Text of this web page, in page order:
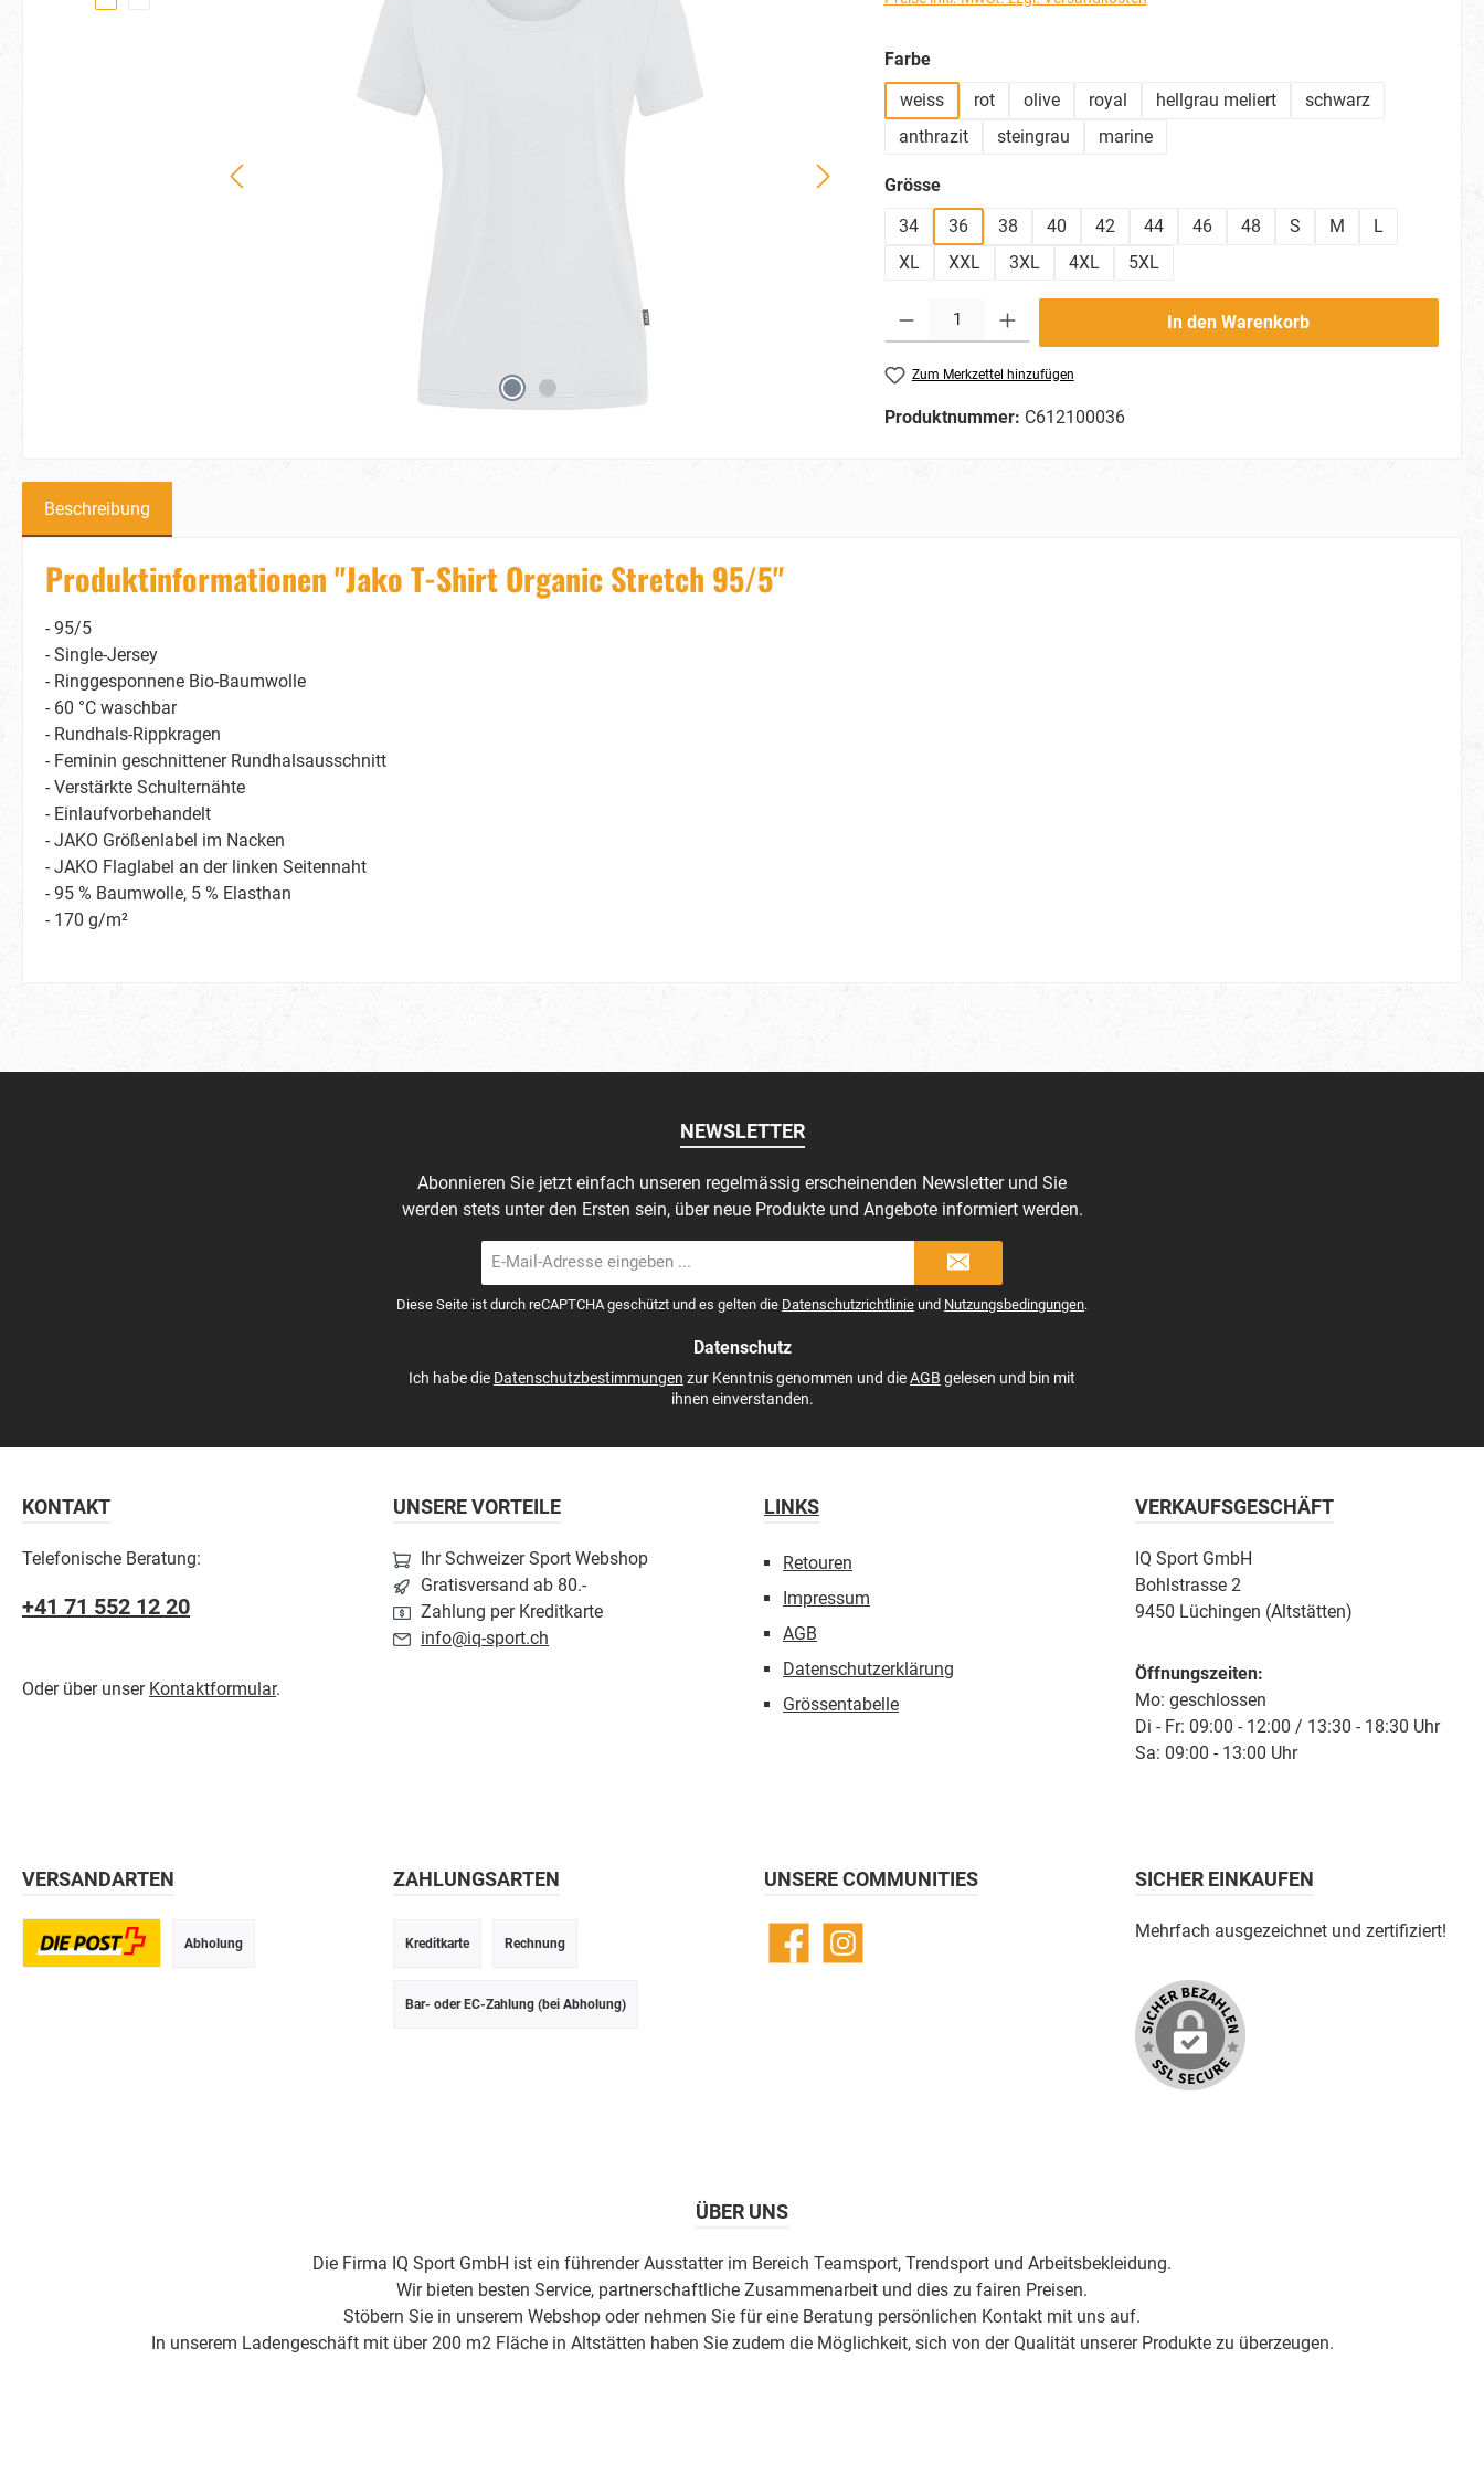
Farbeauswählen
weiss
rot olive royal hellgrau meliert
schwarz
anthrazit
steingrau marine
Grösseauswählen
34
36 38 40 42 44 46 48 S M
L
XL
XXL 3XL 4XL 5XL
In den Warenkorb
Zum Merkzettel hinzufügen
Produktnummer: C612100036
Beschreibung
Produktinformationen "Jako T-Shirt Organic Stretch 95/5"
- 95/5
- Single-Jersey
- Ringgesponnene Bio-Baumwolle
- 60 °C waschbar
- Rundhals-Rippkragen
- Feminin geschnittener Rundhalsausschnitt
- Verstärkte Schulternähte
- Einlaufvorbehandelt
- JAKO Größenlabel im Nacken
- JAKO Flaglabel an der linken Seitennaht
- 95 % Baumwolle, 5 % Elasthan
- 170 g/m²
NEWSLETTER
Abonnieren Sie jetzt einfach unseren regelmässig erscheinenden Newsletter und Sie
werden stets unter den Ersten sein, über neue Produkte und Angebote informiert werden.
Mail-
*
Diese Seite ist durch reCAPTCHA geschützt und es gelten die Datenschutzrichtlinie und Nutzungsbedingungen.
Datenschutz
Ich habe die Datenschutzbestimmungen zur Kenntnis genommen und dieAGB gelesen und bin mit
ihnen einverstanden.
KONTAKT
Telefonische Beratung:
+41 71 552 12 20
Oder über unser Kontaktformular.
UNSERE VORTEILE
Ihr Schweizer Sport Webshop
Gratisversand ab 80.-
Zahlung per Kreditkarte
info@iq-sport.ch
LINKS
Retouren
Impressum
AGB
Datenschutzerklärung
Grössentabelle
VERKAUFSGESCHÄFT
IQ Sport GmbH
Bohlstrasse 2
9450 Lüchingen (Altstätten)
Öffnungszeiten:
Mo: geschlossen
Di - Fr: 09:00 - 12:00 / 13:30 - 18:30 Uhr
Sa: 09:00 - 13:00 Uhr
VERSANDARTEN
Abholung
ZAHLUNGSARTEN
Kreditkarte Rechnung
Bar- oder EC-Zahlung (bei Abholung)
UNSERE COMMUNITIES
FacebookInstagram
SICHER EINKAUFEN
Mehrfach ausgezeichnet und zertifiziert!
ÜBER UNS
Die Firma IQ Sport GmbH ist ein führender Ausstatter im Bereich Teamsport, Trendsport und Arbeitsbekleidung.
Wir bieten besten Service, partnerschaftliche Zusammenarbeit und dies zu fairen Preisen.
Stöbern Sie in unserem Webshop oder nehmen Sie für eine Beratung persönlichen Kontakt mit uns auf.
In unserem Ladengeschäft mit über 200 m2 Fläche in Altstätten haben Sie zudem die Möglichkeit, sich von der Qualität unserer Produkte zu überzeugen.